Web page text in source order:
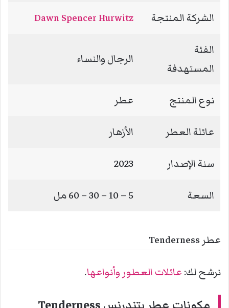
الشركة المنتجة Dawn Spencer Hurwitz
الفئة
المستهدفة
الرجال والنساء
نوع المنتج عطر
عائلة العطر الأزهار
سنة الإصدار 2023
السعة 5 – 10 – 30 – 60 مل
عطر Tenderness
نرشح لك: عائلات العطور وأنواعها.